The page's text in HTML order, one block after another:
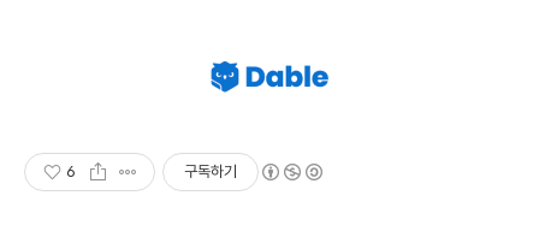
6 구독하기